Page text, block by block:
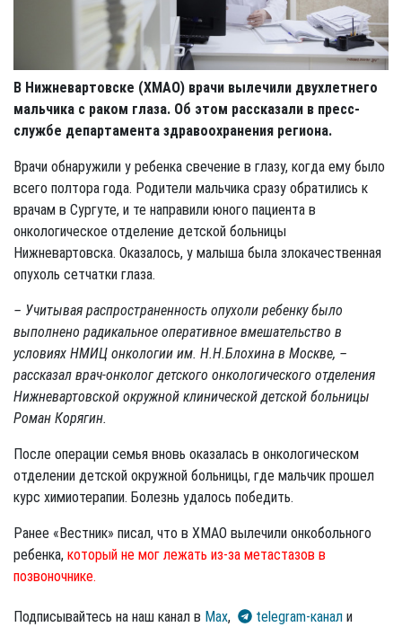
В Нижневартовске (ХМАО) врачи вылечили двухлетнего
мальчика с раком глаза. Об этом рассказали в пресс-
службе департамента здравоохранения региона.
Врачи обнаружили у ребенка свечение в глазу, когда ему было
всего полтора года. Родители мальчика сразу обратились к
врачам в Сургуте, и те направили юного пациента в
онкологическое отделение детской больницы
Нижневартовска. Оказалось, у малыша была злокачественная
опухоль сетчатки глаза.
– Учитывая распространенность опухоли ребенку было
выполнено радикальное оперативное вмешательство в
условиях НМИЦ онкологии им. Н.Н.Блохина в Москве, –
рассказал врач-онколог детского онкологического отделения
Нижневартовской окружной клинической детской больницы
Роман Корягин.
После операции семья вновь оказалась в онкологическом
отделении детской окружной больницы, где мальчик прошел
курс химиотерапии. Болезнь удалось победить.
Ранее «Вестник» писал, что в ХМАО вылечили онкобольного
ребенка, который не мог лежать из-за метастазов в
позвоночнике.
Подписывайтесь на наш канал в Max, telegram-канал и